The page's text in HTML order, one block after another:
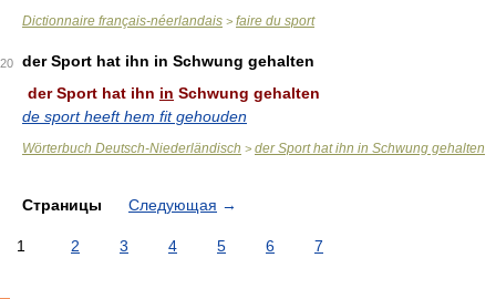
Dictionnaire français-néerlandais > faire du sport
20
der Sport hat ihn in Schwung gehalten
der Sport hat ihn in Schwung gehalten
de sport heeft hem fit gehouden
Wörterbuch Deutsch-Niederländisch > der Sport hat ihn in Schwung gehalten
Страницы Следующая →
1 2 3 4 5 6 7